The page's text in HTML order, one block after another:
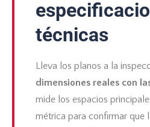
técnicas
Lleva los planos a la
dimensiones reales con
mide los espacios
métrica para confirmar que